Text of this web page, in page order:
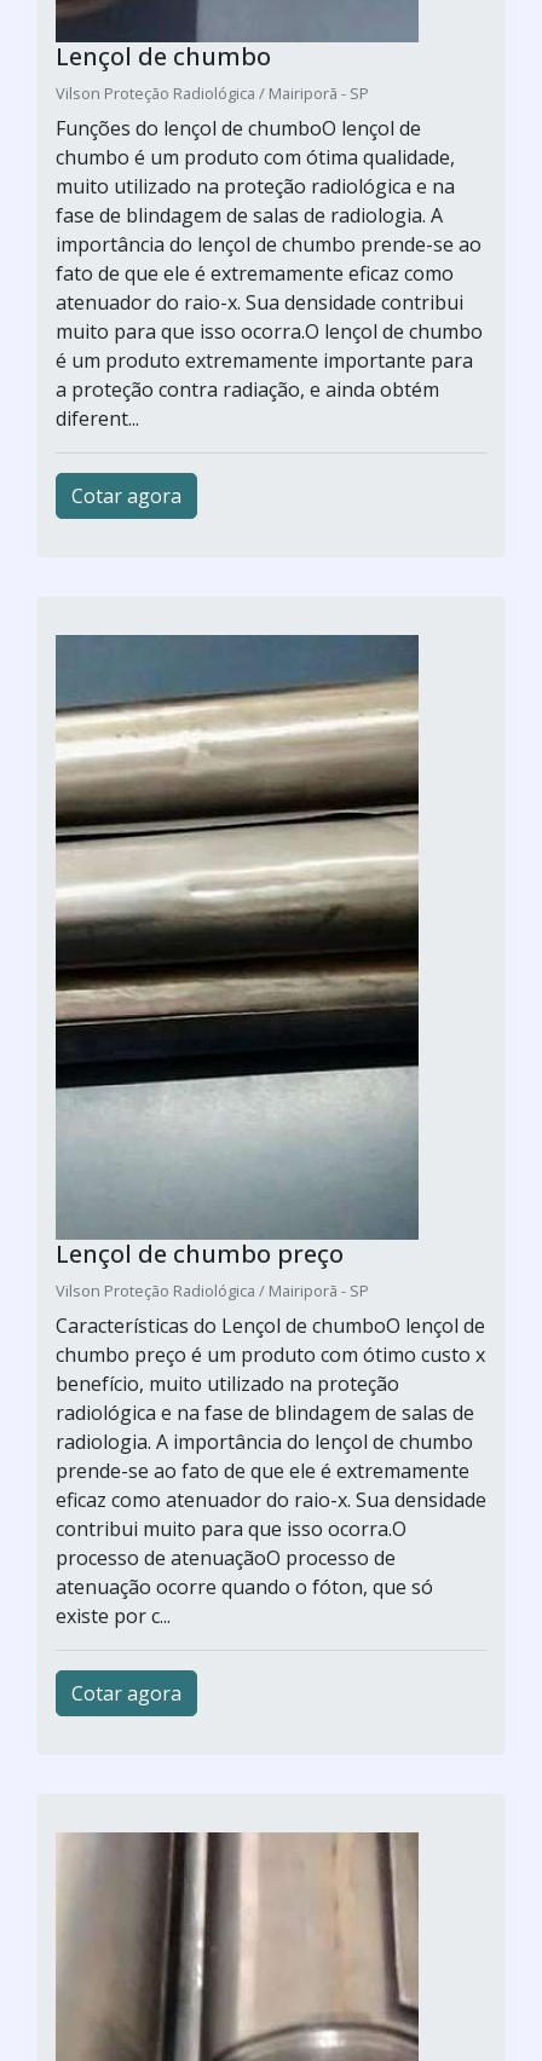
Lençol de chumbo
Vilson Proteção Radiológica / Mairiporã - SP
Funções do lençol de chumboO lençol de
chumbo é um produto com ótima qualidade,
muito utilizado na proteção radiológica e na
fase de blindagem de salas de radiologia. A
importância do lençol de chumbo prende-se ao
fato de que ele é extremamente eficaz como
atenuador do raio-x. Sua densidade contribui
muito para que isso ocorra.O lençol de chumbo
é um produto extremamente importante para
a proteção contra radiação, e ainda obtém
diferent...
Cotar agora
Lençol de chumbo preço
Vilson Proteção Radiológica / Mairiporã - SP
Características do Lençol de chumboO lençol de
chumbo preço é um produto com ótimo custo x
benefício, muito utilizado na proteção
radiológica e na fase de blindagem de salas de
radiologia. A importância do lençol de chumbo
prende-se ao fato de que ele é extremamente
eficaz como atenuador do raio-x. Sua densidade
contribui muito para que isso ocorra.O
processo de atenuaçãoO processo de
atenuação ocorre quando o fóton, que só
existe por c...
Cotar agora